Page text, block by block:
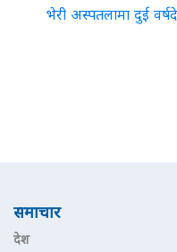
भेरी अस्पतलामा दुई
समाचार
देश